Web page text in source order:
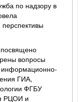
по надзору в
вопросы
информационно-
ГИА,
ФГБУ
РЦОИ и